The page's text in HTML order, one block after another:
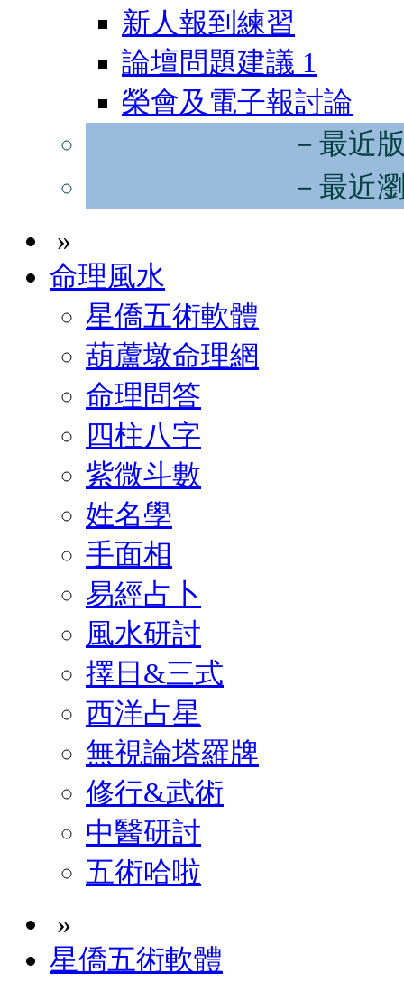
新人報到練習
論壇問題建議 1
榮會及電子報討論
－最近
－最近
»
命理風水
星僑五術軟體
葫蘆墩命理網
命理問答
四柱八字
紫微斗數
姓名學
手面相
易經占卜
風水研討
擇日&三式
西洋占星
無視論塔羅牌
修行&武術
中醫研討
五術哈啦
»
星僑五術軟體